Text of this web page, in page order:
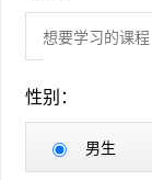
性别：
男生